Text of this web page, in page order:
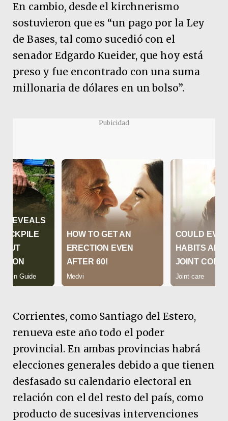
En cambio, desde el kirchnerismo
sostuvieron que es “un pago por la Ley
de Bases, tal como sucedió con el
senador Edgardo Kueider, que hoy está
preso y fue encontrado con una suma
millonaria de dólares en un bolso”.
Pubicidad
Corrientes, como Santiago del Estero,
renueva este año todo el poder
provincial. En ambas provincias habrá
elecciones generales debido a que tienen
desfasado su calendario electoral en
relación con el del resto del país, como
producto de sucesivas intervenciones